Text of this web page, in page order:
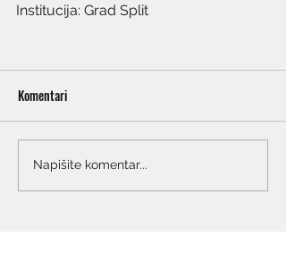
Institucija: Grad Split
Komentari
Napišite komentar...